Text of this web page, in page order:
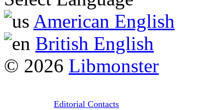
American English
British English
© 2026 Libmonster
Editorial Contacts